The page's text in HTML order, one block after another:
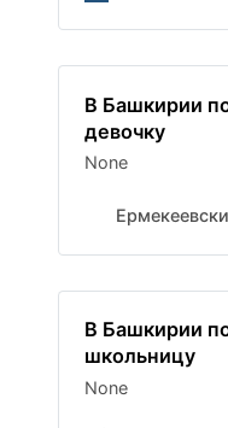
В Башкирии
девочку
None
В Башкирии
школьницу
None